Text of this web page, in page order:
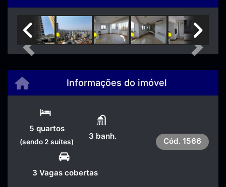
Previous Next
Informações do imóvel
5 quartos
(sendo 2 suítes)
3 banh.
3 Vagas cobertas
Cód. 1566